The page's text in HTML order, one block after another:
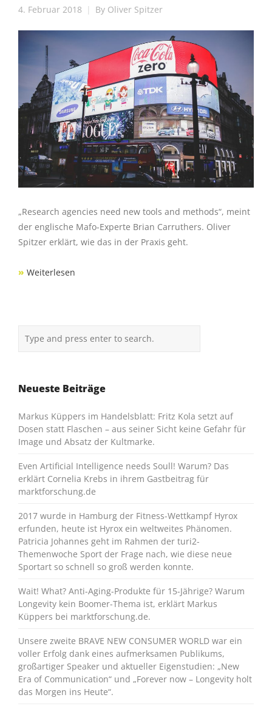
4. Februar 2018 By Oliver Spitzer
„Research agencies need new tools and methods“, meint
der englische Mafo-Experte Brian Carruthers. Oliver
Spitzer erklärt, wie das in der Praxis geht.
» Weiterlesen
Neueste Beiträge
Markus Küppers im Handelsblatt: Fritz Kola setzt auf
Dosen statt Flaschen – aus seiner Sicht keine Gefahr für
Image und Absatz der Kultmarke.
Even Artificial Intelligence needs Soull! Warum? Das
erklärt Cornelia Krebs in ihrem Gastbeitrag für
marktforschung.de
2017 wurde in Hamburg der Fitness-Wettkampf Hyrox
erfunden, heute ist Hyrox ein weltweites Phänomen.
Patricia Johannes geht im Rahmen der turi2-
Themenwoche Sport der Frage nach, wie diese neue
Sportart so schnell so groß werden konnte.
Wait! What? Anti-Aging-Produkte für 15-Jährige? Warum
Longevity kein Boomer-Thema ist, erklärt Markus
Küppers bei marktforschung.de.
Unsere zweite BRAVE NEW CONSUMER WORLD war ein
voller Erfolg dank eines aufmerksamen Publikums,
großartiger Speaker und aktueller Eigenstudien: „New
Era of Communication“ und „Forever now – Longevity holt
das Morgen ins Heute“.